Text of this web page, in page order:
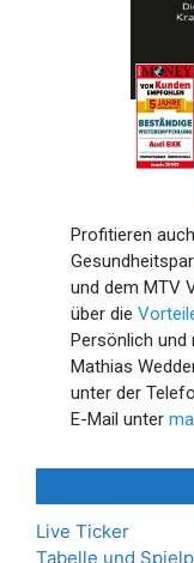
Profitieren
und dem MTV
über die
Persönlich und
Mathias
unter der
E-Mail unter
Live Ticker
Tabelle und